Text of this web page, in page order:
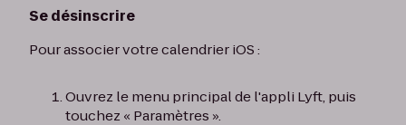
Se désinscrire
Pour associer votre calendrier iOS :
Ouvrez le menu principal de l'appli Lyft, puis
touchez « Paramètres ».